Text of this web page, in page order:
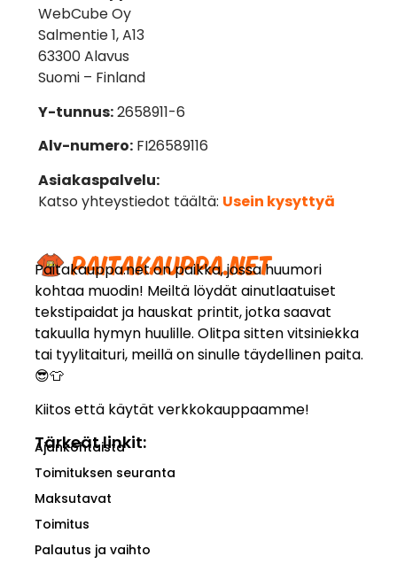
Paitakauppa.net on paikka, jossa huumori
kohtaa muodin! Meiltä löydät ainutlaatuiset
tekstipaidat ja hauskat printit, jotka saavat
takuulla hymyn huulille. Olitpa sitten vitsiniekka
tai tyylitaituri, meillä on sinulle täydellinen paita.
😎👕
Kiitos että käytät verkkokauppaamme!
Tärkeät linkit:
Ajankohtaista
Toimituksen seuranta
Maksutavat
Toimitus
Palautus ja vaihto
WebCube Oy
Salmentie 1, A13
63300 Alavus
Suomi – Finland
Y-tunnus:2658911-6
Alv-numero:FI26589116
Asiakaspalvelu:
Katso yhteystiedot täältä: Usein kysyttyä